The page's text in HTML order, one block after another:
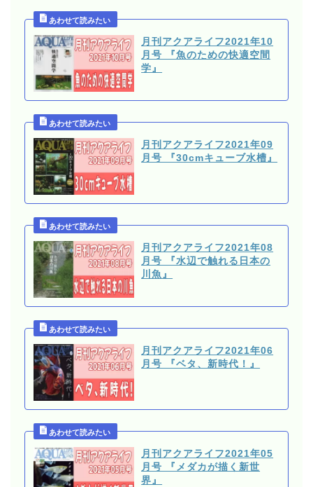
月刊アクアライフ2021年10
月号 『魚のための快適空間
学』
月刊アクアライフ2021年09
月号 『30cmキューブ水槽』
月刊アクアライフ2021年08
月号 『水辺で触れる日本の
川魚』
月刊アクアライフ2021年06
月号 『ベタ、新時代！』
月刊アクアライフ2021年05
月号 『メダカが描く新世
界』